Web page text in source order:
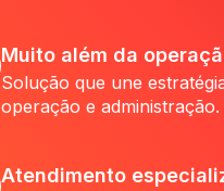
Muito além da
Solução que une
operação e administração.
Atendimento